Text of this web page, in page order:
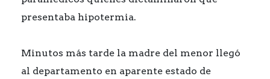
presentaba hipotermia.
Minutos más tarde la madre del menor llegó
al departamento en aparente estado de